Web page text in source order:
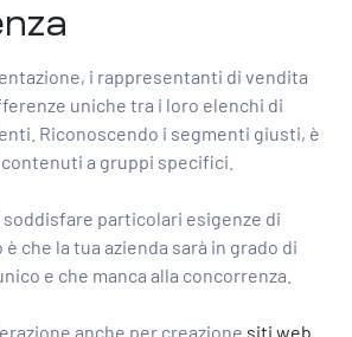
i rappresentanti di vendita
uniche tra i loro elenchi di
Riconoscendo i segmenti giusti, è
a gruppi specifici.
soddisfare particolari esigenze di
che la tua azienda sarà in grado di
e che manca alla concorrenza.
anche per creazione siti web